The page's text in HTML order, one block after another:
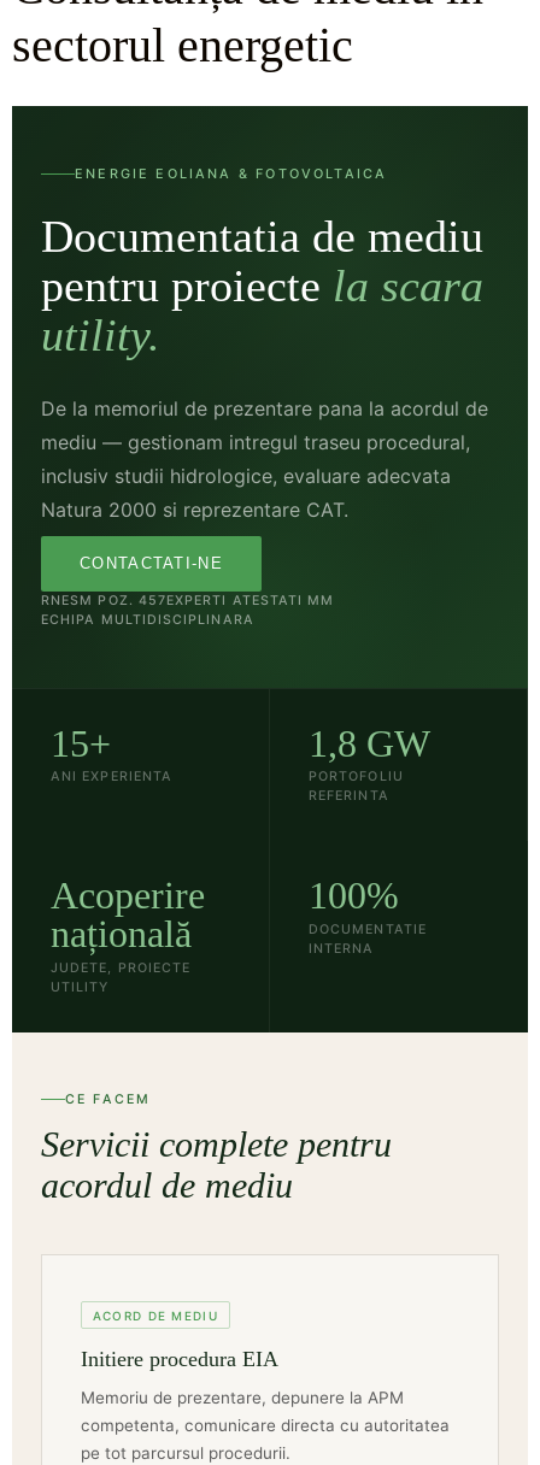
CONTACT COȘ
CONTUL
sectorul energetic
ENERGIE EOLIANA & FOTOVOLTAICA
Documentatia de mediu
pentru proiecte la scara
utility.
De la memoriul de prezentare pana la acordul de
mediu — gestionam intregul traseu procedural,
inclusiv studii hidrologice, evaluare adecvata
Natura 2000 si reprezentare CAT.
CONTACTATI-NE
RNESM POZ. 457EXPERTI ATESTATI MM
ECHIPA MULTIDISCIPLINARA
15+
ANI EXPERIENTA
1,8 GW
PORTOFOLIU
REFERINTA
Acoperire
națională
JUDETE, PROIECTE
UTILITY
100%
DOCUMENTATIE
INTERNA
CE FACEM
Servicii complete pentru
acordul de mediu
ACORD DE MEDIU
Initiere procedura EIA
Memoriu de prezentare, depunere la APM
competenta, comunicare directa cu autoritatea
pe tot parcursul procedurii.